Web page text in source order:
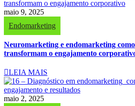
maio 9, 2025
Endomarketing
Neuromarketing e endomarketing
transformam o engajamento
LEIA MAIS
maio 2, 2025